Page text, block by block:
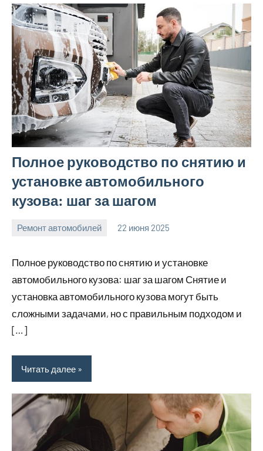
Полное руководство по снятию и
установке автомобильного
кузова: шаг за шагом
Ремонт автомобилей 22 июня 2025
Полное руководство по снятию и установке
автомобильного кузова: шаг за шагом Снятие и
установка автомобильного кузова могут быть
сложными задачами, но с правильным подходом и
[…]
Читать далее